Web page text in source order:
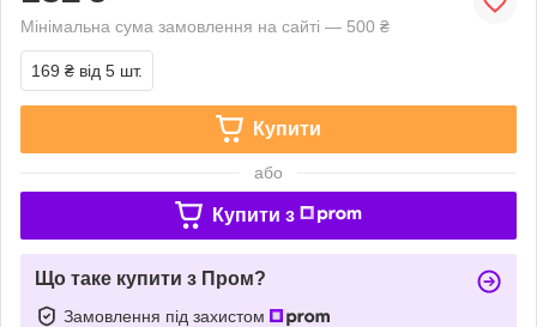
Мінімальна сума замовлення на сайті — 500 ₴
169 ₴ від 5 шт.
Купити
або
Купити з
Що таке купити з Пром?
Замовлення під захистом